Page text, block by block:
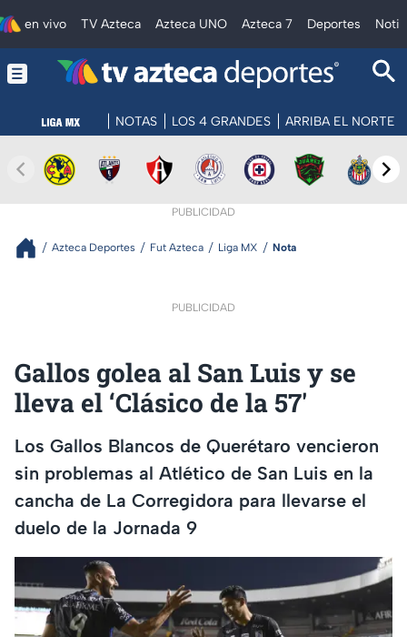
en vivo TV Azteca Azteca UNO Azteca 7 Deportes
NOTAS LOS 4 GRANDES ARRIBA EL NORTE
PUBLICIDAD
Azteca Deportes Fut Azteca Liga MX Nota
PUBLICIDAD
Gallos golea al San Luis y se
lleva el ‘Clásico de la 57'
Los Gallos Blancos de Querétaro vencieron
sin problemas al Atlético de San Luis en la
cancha de La Corregidora para llevarse el
duelo de la Jornada 9